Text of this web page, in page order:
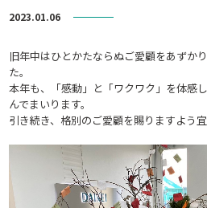
2023.01.06
旧年中はひとかたならぬご愛顧をあずか
た。
本年も、「感動」と「ワクワク」を体感
んでまいります。
引き続き、格別のご愛顧を賜りますよう